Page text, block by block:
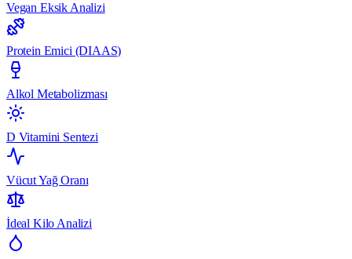
Vegan Eksik Analizi
Protein Emici (DIAAS)
Alkol Metabolizması
D Vitamini Sentezi
Vücut Yağ Oranı
İdeal Kilo Analizi